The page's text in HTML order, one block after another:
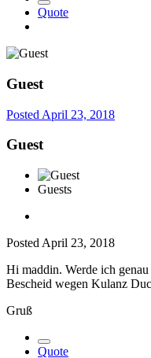
Quote
Guest
Posted April 23, 2018
Guest
Guests
Posted April 23, 2018
Hi maddin. Werde ich
Bescheid wegen Kulanz
Gruß
Quote